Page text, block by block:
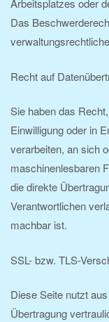
Arbeitsplatzes oder
Das
Recht auf
Sie haben das
Einwilligung oder in
verarbeiten, an sich
maschinenlesbaren
die direkte
Verantwortlichen
machbar ist.
SSL- bzw. TLS-
Diese Seite nutzt
Übertragung